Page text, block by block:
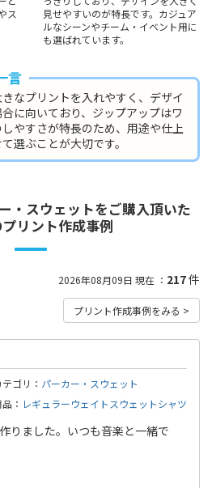
ス
見せやすいのが特長です。カジュア
ルなシーンやチーム・イベント用に
も選ばれています。
言
なプリントを入れやすく、デザイ
に向いており、ジップアップはワ
やすさが特長のため、用途や仕上
選ぶことが大切です。
・スウェットをご購入頂いた
リント作成事例
2026年08月09日 現在 ： 217件
プリント作成事例をみる >
テゴリ： パーカー・スウェット
： レギュラーウェイトスウェットシャツ
りました。いつも音楽と一緒で